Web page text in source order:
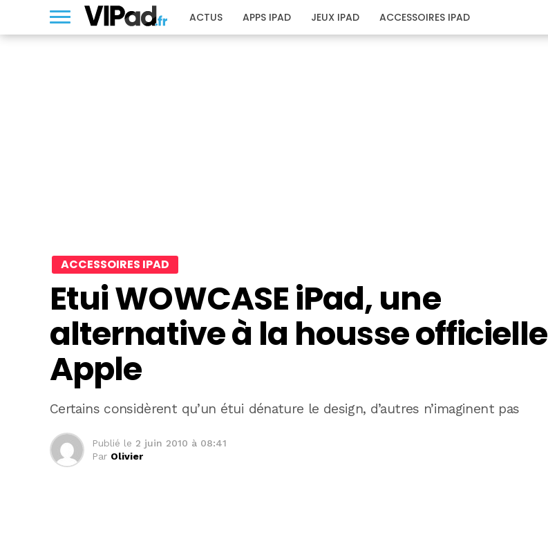
ACTUS APPS IPAD JEUX IPAD ACCESSOIRES IPAD
ACCESSOIRES IPAD
Etui WOWCASE iPad, une
alternative à la housse officielle
Apple
Certains considèrent qu’un étui dénature le design, d’autres n’imaginent pas
Publié le 2 juin 2010 à 08:41
Par Olivier